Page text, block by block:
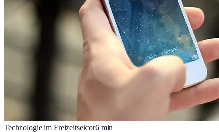
Technologie im Freizeitsektor6 min